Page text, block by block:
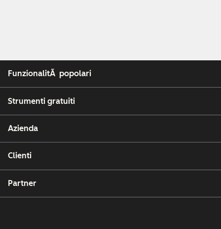
FunzionalitÃ popolari
Strumenti gratuiti
Azienda
Clienti
Partner